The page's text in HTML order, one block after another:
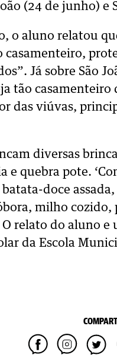
(24 de junho) e
o aluno relatou
casamenteiro,
Já sobre São
tão
das viúvas,
diversas
e quebra pote.
doce
milho
relato do aluno e
da Escola